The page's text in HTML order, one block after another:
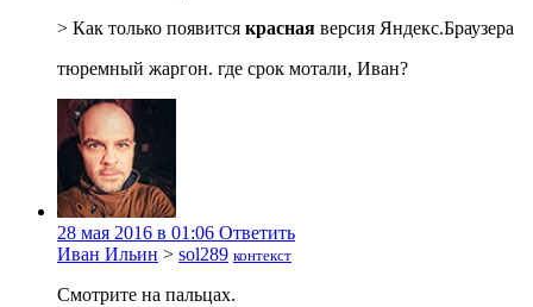
> Как только появится красная версия Яндекс.Браузера
тюремный жаргон. где срок мотали, Иван?
28 мая 2016 в 01:06 Ответить
Иван Ильин > sol289 контекст
Смотрите на пальцах.